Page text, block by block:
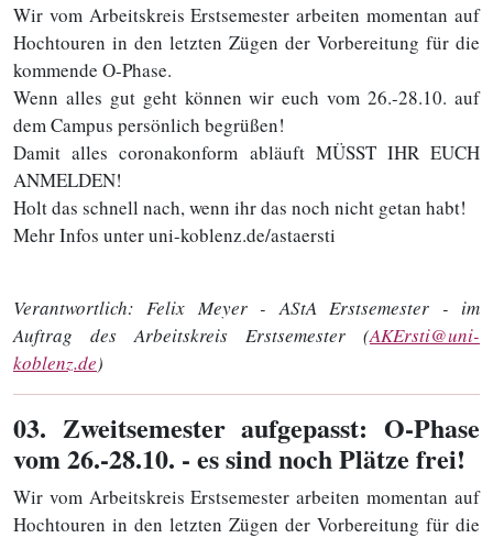
Wir vom Arbeitskreis Erstsemester arbeiten momentan auf
Hochtouren in den letzten Zügen der Vorbereitung für die
kommende O-Phase.
Wenn alles gut geht können wir euch vom 26.-28.10. auf
dem Campus persönlich begrüßen!
Damit alles coronakonform abläuft MÜSST IHR EUCH
ANMELDEN!
Holt das schnell nach, wenn ihr das noch nicht getan habt!
Mehr Infos unter uni-koblenz.de/astaersti
Verantwortlich: Felix Meyer - AStA Erstsemester - im
Auftrag des Arbeitskreis Erstsemester (AKErsti@uni-
koblenz.de)
03. Zweitsemester aufgepasst: O-Phase
vom 26.-28.10. - es sind noch Plätze frei!
Wir vom Arbeitskreis Erstsemester arbeiten momentan auf
Hochtouren in den letzten Zügen der Vorbereitung für die